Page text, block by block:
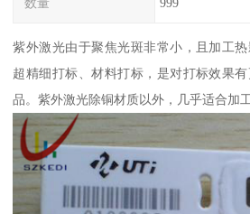
数量 999
紫外激光由于聚焦光斑非常小，且加工
超精细打标、材料打标，是对打标效果
品。紫外激光除铜材质以外，几乎适合加